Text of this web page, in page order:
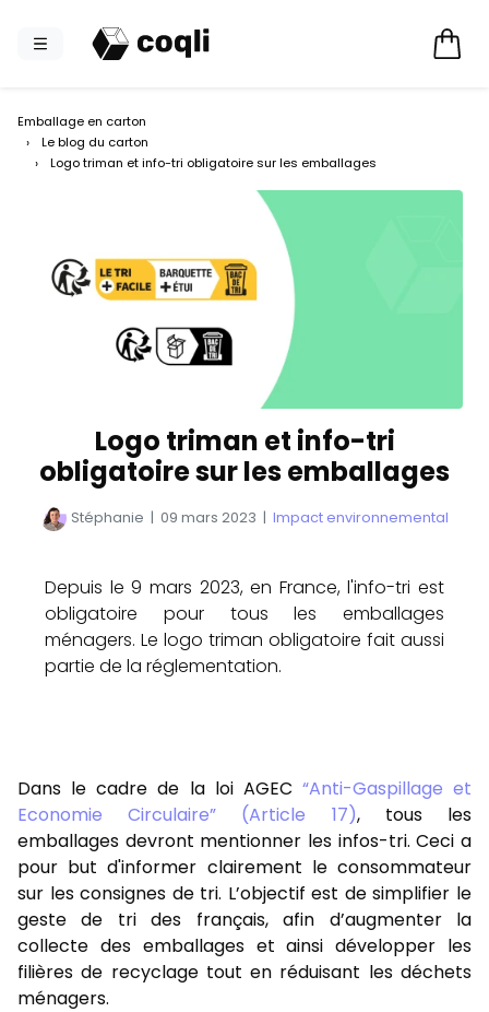
Emballage en carton
›
Le blog du carton
›
Logo triman et info-tri obligatoire sur les emballages
Logo triman et info-tri
obligatoire sur les emballages
Stéphanie | 09 mars 2023 | Impact environnemental
Depuis le 9 mars 2023, en France, l'info-tri est
obligatoire pour tous les emballages
ménagers. Le logo triman obligatoire fait aussi
partie de la réglementation.
Dans le cadre de la loi AGEC “Anti-Gaspillage et
Economie Circulaire” (Article 17), tous les
emballages devront mentionner les infos-tri. Ceci a
pour but d'informer clairement le consommateur
sur les consignes de tri. L’objectif est de simplifier le
geste de tri des français, afin d’augmenter la
collecte des emballages et ainsi développer les
filières de recyclage tout en réduisant les déchets
ménagers.